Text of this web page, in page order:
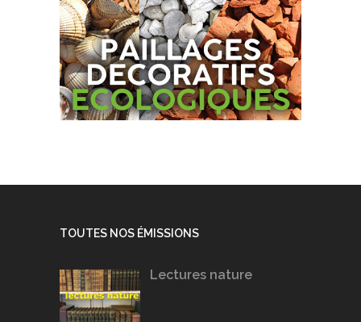
TOUTES NOS ÉMISSIONS
Lectures nature